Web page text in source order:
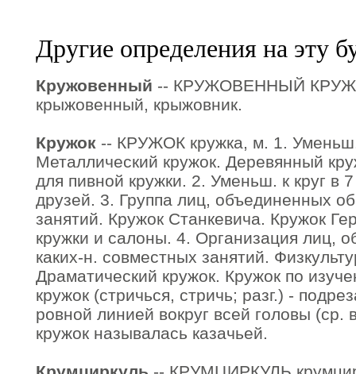
Другие определения на эту
Кружовенный -- КРУЖОВЕННЫЙ
крыжовенный, крыжовник.
Кружок -- КРУЖОК кружка, м. 1. Уменьш.
Металлический кружок. Деревянный
для пивной кружки. 2. Уменьш. к круг в
друзей. 3. Группа лиц, объединенных
занятий. Кружок Станкевича. Кружок
кружки и салоны. 4. Организация лиц,
каких-н. совместных занятий.
Драматический кружок. Кружок по
кружок (стричься, стричь; разг.) -
ровной линией вокруг всей головы (ср.
кружок называлась казачьей.